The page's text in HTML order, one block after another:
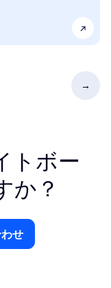
トボー
か？
せ
せ